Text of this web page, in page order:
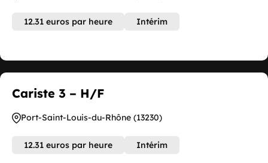
12.31 euros par heure Intérim
Cariste 3 – H/F
Port-Saint-Louis-du-Rhône (13230)
12.31 euros par heure Intérim